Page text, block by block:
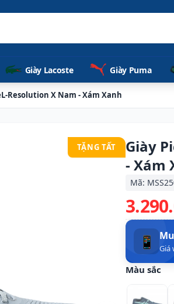
Giày Lacoste Giày Puma
Resolution X Nam - Xám Xanh
TẶNG TẤT
Giày
- Xám
Mã:
📱 Giá
Màu sắc